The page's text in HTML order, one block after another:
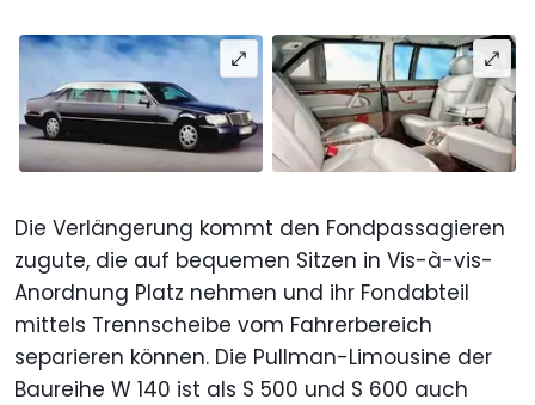
Die Verlängerung kommt den Fondpassagieren
zugute, die auf bequemen Sitzen in Vis-à-vis-
Anordnung Platz nehmen und ihr Fondabteil
mittels Trennscheibe vom Fahrerbereich
separieren können. Die Pullman-Limousine der
Baureihe W 140 ist als S 500 und S 600 auch